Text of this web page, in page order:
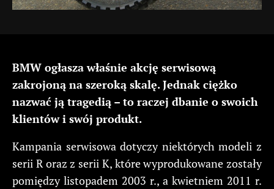
BMW ogłasza właśnie akcję serwisową
zakrojoną na szeroką skalę. Jednak ciężko
nazwać ją tragedią – to raczej dbanie o swoich
klientów i swój produkt.
Kampania serwisowa dotyczy niektórych modeli z
serii R oraz z serii K, które wyprodukowane zostały
pomiędzy listopadem 2003 r., a kwietniem 2011 r.